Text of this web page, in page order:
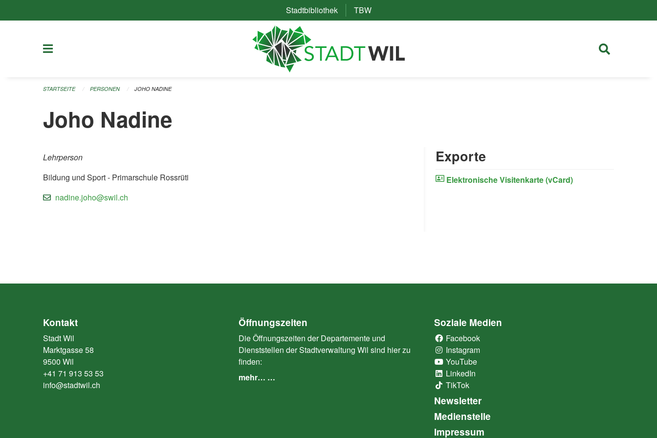
Stadtbibliothek(External Link)
TBW(External Link)
STARTSEITE PERSONEN JOHO NADINE
Joho Nadine
Lehrperson
Bildung und Sport - Primarschule Rossrüti
nadine.joho@swil.ch
Exporte
Elektronische Visitenkarte (vCard)
Kontakt
Stadt Wil
Marktgasse 58
9500 Wil
+41 71 913 53 53
info@stadtwil.ch
Öffnungszeiten
Die Öffnungszeiten der Departemente und
Dienststellen der Stadtverwaltung Wil sind hier zu
finden:
mehr… …
Soziale Medien
Facebook
Instagram
YouTube
LinkedIn
TikTok
Newsletter
Medienstelle
Impressum